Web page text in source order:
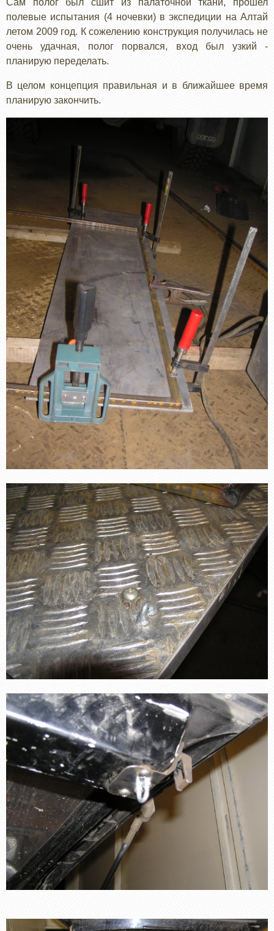
полевые испытания (4 ночевки) в экспедиции на Алтай
летом 2009 год. К сожелению конструкция получилась не
очень удачная, полог порвался, вход был узкий -
планирую переделать.
В целом концепция правильная и в ближайшее время
планирую закончить.